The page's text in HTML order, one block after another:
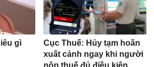
gì
Cục Thuế: Hủy tạm hoãn
xuất cảnh ngay khi người